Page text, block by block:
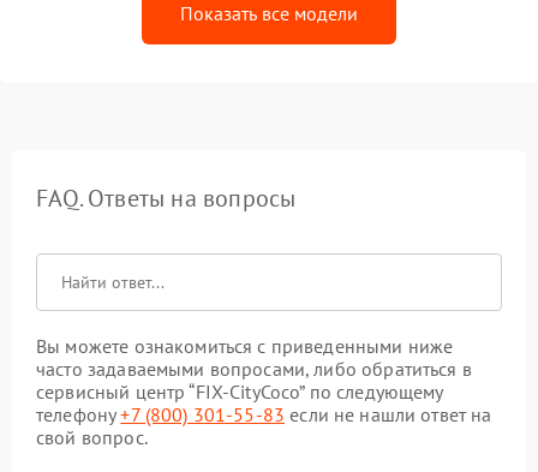
Показать все модели
FAQ. Ответы на вопросы
Вы можете ознакомиться с приведенными ниже
часто задаваемыми вопросами, либо обратиться в
сервисный центр “FIX-CityCoco” по следующему
телефону+7 (800) 301-55-83 если не нашли ответ на
свой вопрос.